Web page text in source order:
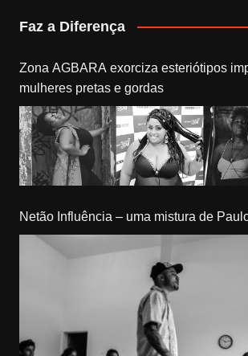
Faz a Diferença
Zona AGBARA exorciza esteriótipos
mulheres pretas e gordas
Netão Influência – uma mistura de